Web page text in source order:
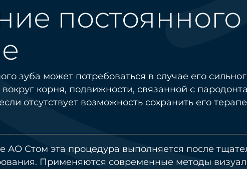
постоянного
зуба может потребоваться в случае его
корня, подвижности, связанной с
отсутствует возможность сохранить его
АО Стом эта процедура выполняется после
Применяются современные методы